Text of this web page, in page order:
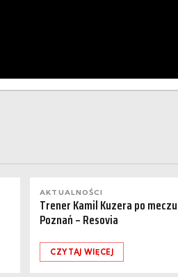
AKTUALNOŚCI
Trener Kamil Kuzera po
Poznań – Resovia
CZYTAJ WIĘCEJ